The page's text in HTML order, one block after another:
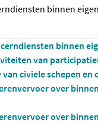
binnen
binnen
van
van civiele schepen
over
over